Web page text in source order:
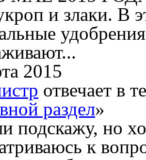
и злаки. В
2015
отвечает в
раздел»
подскажу, но
к